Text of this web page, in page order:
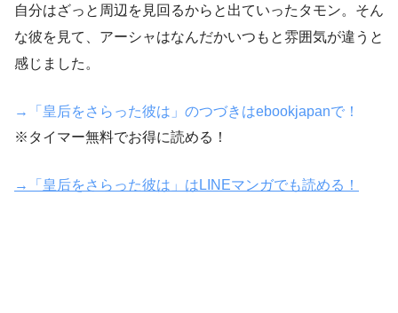
自分はざっと周辺を見回るからと出ていったタモン。そん
な彼を見て、アーシャはなんだかいつもと雰囲気が違うと
感じました。
→「皇后をさらった彼は」のつづきはebookjapanで！
※タイマー無料でお得に読める！
→「皇后をさらった彼は」はLINEマンガでも読める！